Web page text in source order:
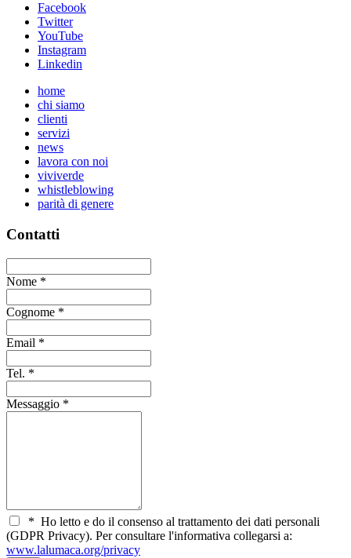
Facebook
Twitter
YouTube
Instagram
Linkedin
home
chi siamo
clienti
servizi
news
lavora con noi
viviverde
whistleblowing
parità di genere
Contatti
Nome *
Cognome *
Email *
Tel. *
Messaggio *
* Ho letto e do il consenso al trattamento dei dati personali
(GDPR Privacy). Per consultare l'informativa collegarsi a:
www.lalumaca.org/privacy